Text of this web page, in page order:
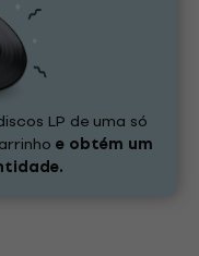
LP de uma só
e obtém um